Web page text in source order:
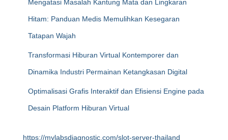
Mengatasi Masalah Kantung Mata dan Lingkaran
Hitam: Panduan Medis Memulihkan Kesegaran
Tatapan Wajah
Transformasi Hiburan Virtual Kontemporer dan
Dinamika Industri Permainan Ketangkasan Digital
Optimalisasi Grafis Interaktif dan Efisiensi Engine pada
Desain Platform Hiburan Virtual
https://mylabsdiagnostic.com/slot-server-thailand